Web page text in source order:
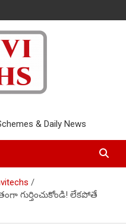
& Daily News
గుర్తించుకోండి! లేకపోతే